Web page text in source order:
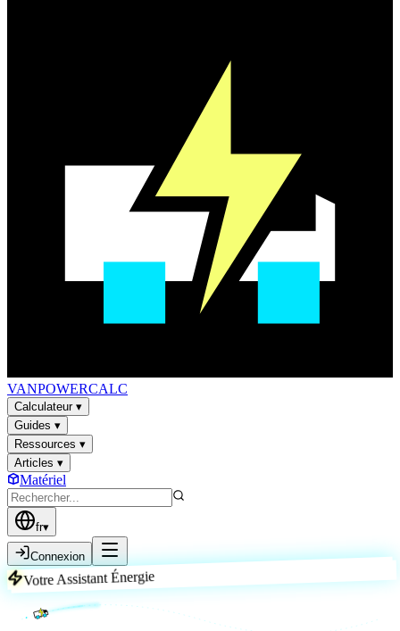
VANPOWERCALC
Calculateur▾
Guides ▾
Ressources ▾
Articles ▾
Matériel
fr▾
Connexion
Votre Assistant Énergie